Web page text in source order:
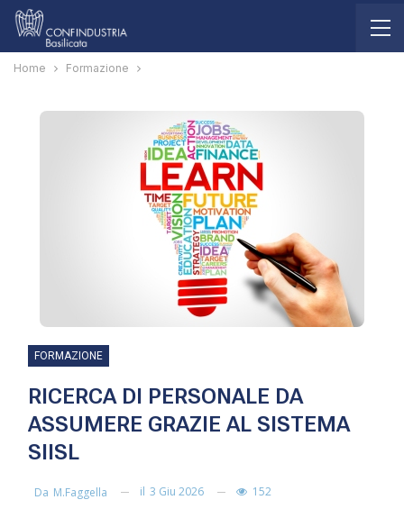
Home Formazione
FORMAZIONE
RICERCA DI PERSONALE DA
ASSUMERE GRAZIE AL SISTEMA
SIISL
Da M.faggella il 3 Giu 2026 152